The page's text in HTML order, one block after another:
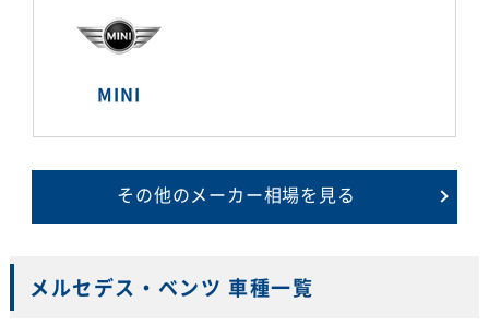
MINI
その他のメーカー相場を見る
メルセデス・ベンツ 車種一覧